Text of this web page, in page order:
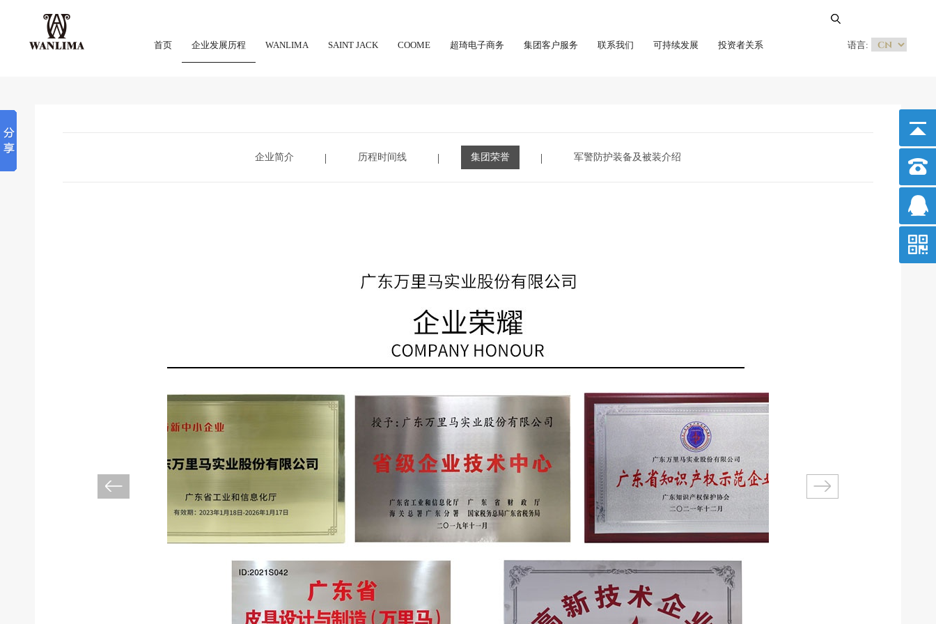
首页 企业发展历程 WANLIMA SAINT JACK COOME 超琦电子商务 集团客户服务 联系我们 可持续发展 投资者关系 语言:
企业简介 历程时间线 集团荣誉 军警防护装备及被装介绍